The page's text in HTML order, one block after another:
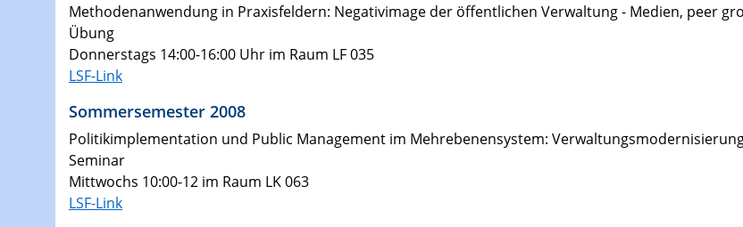
Methodenanwendung in Praxisfeldern: Negativimage der öffentlichen Verwaltung - Medien, peer
Übung
Donnerstags 14:00-16:00 Uhr im Raum LF 035
LSF-Link
Sommersemester 2008
Politikimplementation und Public Management im Mehrebenensystem:
Seminar
Mittwochs 10:00-12 im Raum LK 063
LSF-Link